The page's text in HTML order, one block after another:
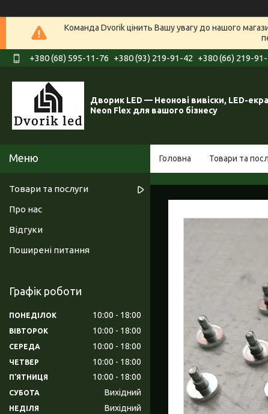
Команда Dvorik цінить Вашу увагу до нашого
+380 (68) 595-11-76 +380 (93) 219-91-42 +380 (66) 219-
Дворик LED — Неонові вивіски, LED-
Neon Flex для вашого бізнесу
Головна Товари та
Товари та послуги
Про нас
Відгуки
Поширені питання
Графік роботи
ПОНЕДІЛОК 10:00 18:00
ВІВТОРОК 10:00 18:00
СЕРЕДА 10:00 18:00
ЧЕТВЕР 10:00 18:00
ПʼЯТНИЦЯ 10:00 18:00
СУБОТА Вихідний
НЕДІЛЯ Вихідний